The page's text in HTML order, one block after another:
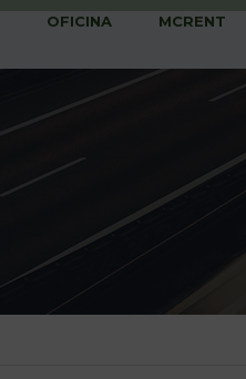
OFICINA MCRENT